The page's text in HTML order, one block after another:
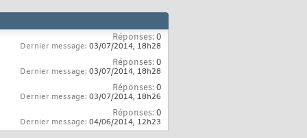
Réponses:0
Dernier message: 03/07/2014, 18h28
Réponses:0
Dernier message: 03/07/2014, 18h28
Réponses:0
Dernier message: 03/07/2014, 18h26
Réponses:0
Dernier message: 04/06/2014, 12h23